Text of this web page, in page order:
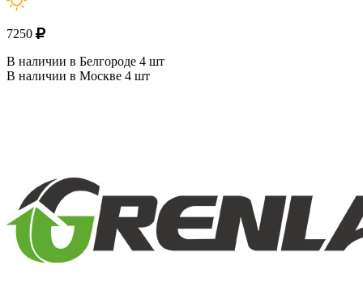
7250
В наличии в Белгороде 4 шт
В наличии в Москве 4 шт